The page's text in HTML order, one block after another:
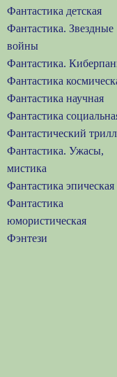
Фантастика детская
Фантастика. Звездные
войны
Фантастика.
Фантастика
Фантастика научная
Фантастика
Фантастический
Фантастика. Ужасы,
мистика
Фантастика эпическая
Фантастика
юмористическая
Фэнтези